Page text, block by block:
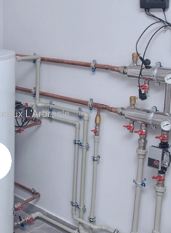
L'Arbresle